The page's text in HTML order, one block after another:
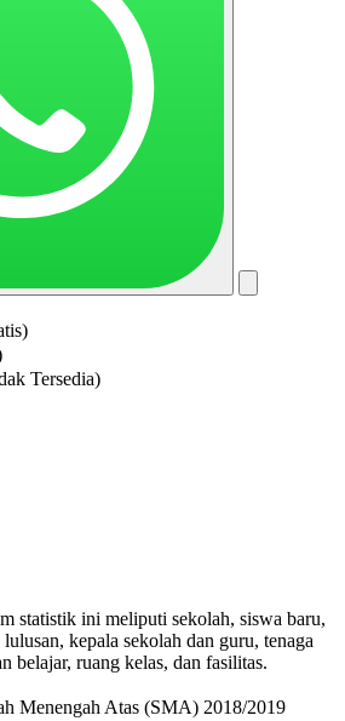
Tersedia)
statistik ini meliputi sekolah, siswa baru,
kepala sekolah dan guru, tenaga
belajar, ruang kelas, dan fasilitas.
Menengah Atas (SMA) 2018/2019